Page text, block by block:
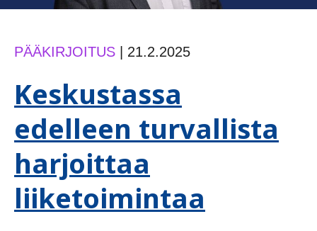
PÄÄKIRJOITUS 21.2.2025
Keskustassa
edelleen turvallista
harjoittaa
liiketoimintaa